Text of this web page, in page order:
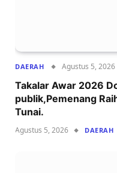
DAERAH Agustus 5, 2026
Takalar Awar 2026
publik,Pemenang
Tunai.
Agustus 5, 2026 DAERAH